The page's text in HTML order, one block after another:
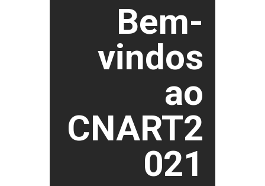
Bem-
vindos
ao
CNART2
021